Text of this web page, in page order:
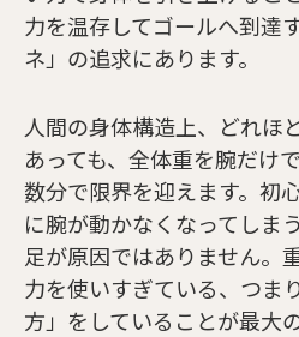
力を温存してゴールへ到達
ネ」の追求にあります。
人間の身体構造上、どれほ
あっても、全体重を腕だけ
数分で限界を迎えます。初
に腕が動かなくなってしま
足が原因ではありません。
力を使いすぎている、つま
方」をしていることが最大